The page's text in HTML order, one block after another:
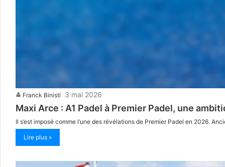
Franck Binisti 3 mai 2026
Maxi Arce : A1 Padel à Premier Padel, une
Il s’est imposé comme l’une des révélations de Premier Padel en 2026.
Lire plus »